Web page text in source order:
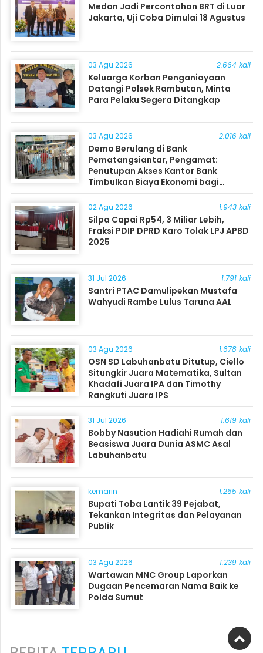
Medan Jadi Percontohan BRT di Luar
Jakarta, Uji Coba Dimulai 18 Agustus
03 Agu 2026 2.664 kali
Keluarga Korban Penganiayaan
Datangi Polsek Rambutan, Minta
Para Pelaku Segera Ditangkap
03 Agu 2026 2.016 kali
Demo Berulang di Bank
Pematangsiantar, Pengamat:
Penutupan Akses Kantor Bank
Timbulkan Biaya Ekonomi bagi
Masyarakat
02 Agu 2026 1.943 kali
Silpa Capai Rp54, 3 Miliar Lebih,
Fraksi PDIP DPRD Karo Tolak LPJ APBD
2025
31 Jul 2026 1.791 kali
Santri PTAC Damulipekan Mustafa
Wahyudi Rambe Lulus Taruna AAL
03 Agu 2026 1.678 kali
OSN SD Labuhanbatu Ditutup, Ciello
Situngkir Juara Matematika, Sultan
Khadafi Juara IPA dan Timothy
Rangkuti Juara IPS
31 Jul 2026 1.619 kali
Bobby Nasution Hadiahi Rumah dan
Beasiswa Juara Dunia ASMC Asal
Labuhanbatu
kemarin 1.265 kali
Bupati Toba Lantik 39 Pejabat,
Tekankan Integritas dan Pelayanan
Publik
03 Agu 2026 1.239 kali
Wartawan MNC Group Laporkan
Dugaan Pencemaran Nama Baik ke
Polda Sumut